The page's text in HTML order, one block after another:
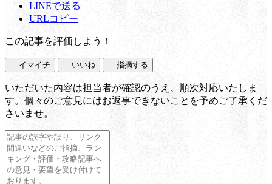
LINEで送る
URLコピー
この記事を評価しよう！
イマイチ いいね 指摘する
いただいた内容は担当者が確認のうえ、順次対応いたしま
す。個々のご意見にはお返事できないことを予めご了承くだ
さいませ。